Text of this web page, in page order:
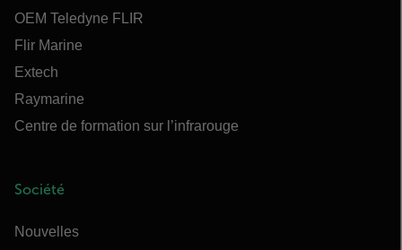
OEM Teledyne FLIR
Flir Marine
Extech
Raymarine
Centre de formation sur l’infrarouge
Société
Nouvelles